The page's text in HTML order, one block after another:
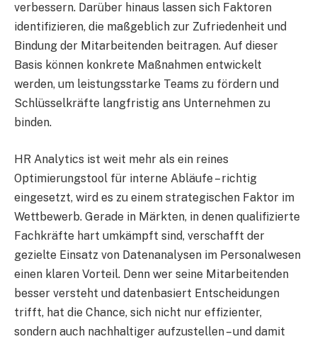
verbessern. Darüber hinaus lassen sich Faktoren
identifizieren, die maßgeblich zur Zufriedenheit und
Bindung der Mitarbeitenden beitragen. Auf dieser
Basis können konkrete Maßnahmen entwickelt
werden, um leistungsstarke Teams zu fördern und
Schlüsselkräfte langfristig ans Unternehmen zu
binden.
HR Analytics ist weit mehr als ein reines
Optimierungstool für interne Abläufe – richtig
eingesetzt, wird es zu einem strategischen Faktor im
Wettbewerb. Gerade in Märkten, in denen qualifizierte
Fachkräfte hart umkämpft sind, verschafft der
gezielte Einsatz von Datenanalysen im Personalwesen
einen klaren Vorteil. Denn wer seine Mitarbeitenden
besser versteht und datenbasiert Entscheidungen
trifft, hat die Chance, sich nicht nur effizienter,
sondern auch nachhaltiger aufzustellen – und damit